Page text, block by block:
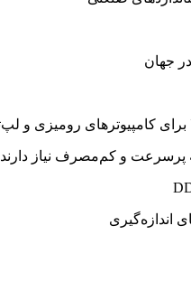
پرسرعت و کم‌مصرف نیاز دارند
اندازه‌گیری